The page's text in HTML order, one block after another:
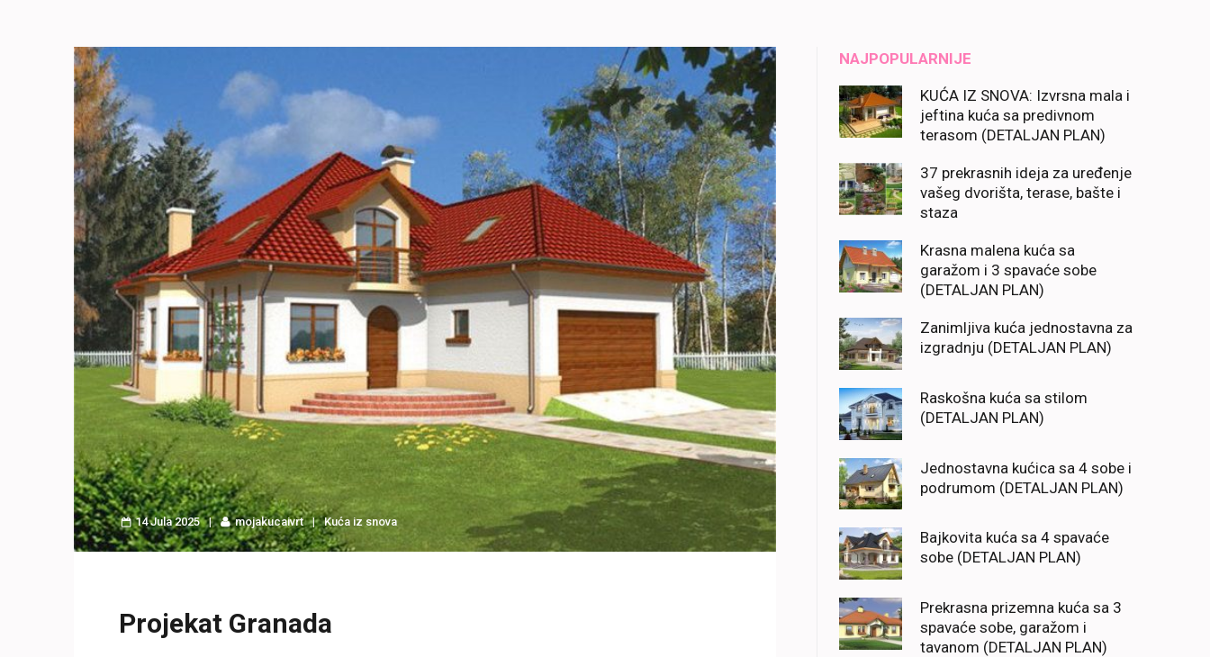
14 Jula 2025 mojakucaivrt Kuća iz snova
Projekat Granada
NAJPOPULARNIJE
KUĆA IZ SNOVA: Izvrsna mala i
jeftina kuća sa predivnom
terasom (DETALJAN PLAN)
37 prekrasnih ideja za uređenje
vašeg dvorišta, terase, bašte i
staza
Krasna malena kuća sa
garažom i 3 spavaće sobe
(DETALJAN PLAN)
Zanimljiva kuća jednostavna za
izgradnju (DETALJAN PLAN)
Raskošna kuća sa stilom
(DETALJAN PLAN)
Jednostavna kućica sa 4 sobe i
podrumom (DETALJAN PLAN)
Bajkovita kuća sa 4 spavaće
sobe (DETALJAN PLAN)
Prekrasna prizemna kuća sa 3
spavaće sobe, garažom i
tavanom (DETALJAN PLAN)